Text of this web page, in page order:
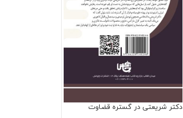
دکتر شریعتی در گستره قضاوت